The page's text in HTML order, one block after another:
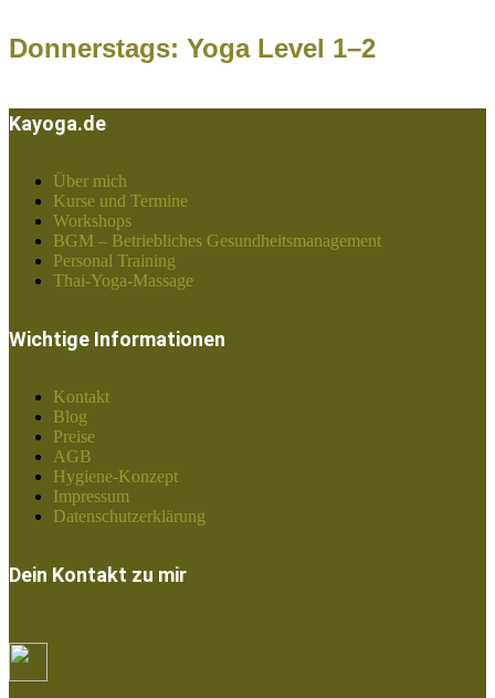
Donnerstags: Yoga Level 1–2
Kayoga.de
Über mich
Kurse und Termine
Workshops
BGM – Betriebliches Gesundheitsmanagement
Personal Training
Thai-Yoga-Massage
Wichtige Informationen
Kontakt
Blog
Preise
AGB
Hygiene-Konzept
Impressum
Datenschutzerklärung
Dein Kontakt zu mir